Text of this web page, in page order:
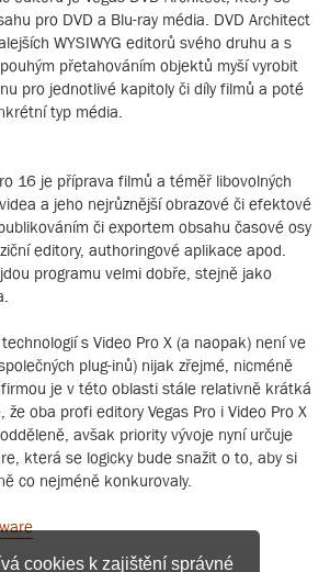
cookies k zajištění správné
pro DVD a Blu-ray média. DVD Architect
WYSIWYG editorů svého druhu a s
přetahováním objektů myší vyrobit
pro jednotlivé kapitoly či díly filmů a poté
typ média.
16 je příprava filmů a téměř libovolných
a jeho nejrůznější obrazové či efektové
či exportem obsahu časové osy
editory, authoringové aplikace apod.
programu velmi dobře, stejně jako
s Video Pro X (a naopak) není ve
plug-inů) nijak zřejmé, nicméně
je v této oblasti stále relativně krátká
oba profi editory Vegas Pro i Video Pro X
avšak priority vývoje nyní určuje
která se logicky bude snažit o to, aby si
co nejméně konkurovaly.